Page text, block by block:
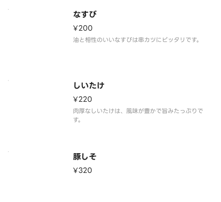
なすび
¥200
油と相性のいいなすびは串カツにピッタリです。
しいたけ
¥220
肉厚なしいたけは、風味が豊かで旨みたっぷりで
す。
豚しそ
¥320